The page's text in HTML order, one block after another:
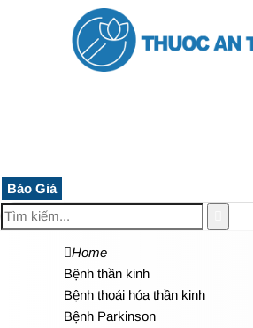
Báo Giá
Home
Bệnh thần kinh
Bệnh thoái hóa thần kinh
Bệnh Parkinson